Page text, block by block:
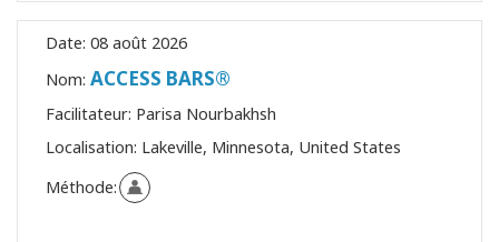
Date: 08 août 2026
Nom: ACCESS BARS®
Facilitateur: Parisa Nourbakhsh
Localisation: Lakeville, Minnesota, United States
Méthode: